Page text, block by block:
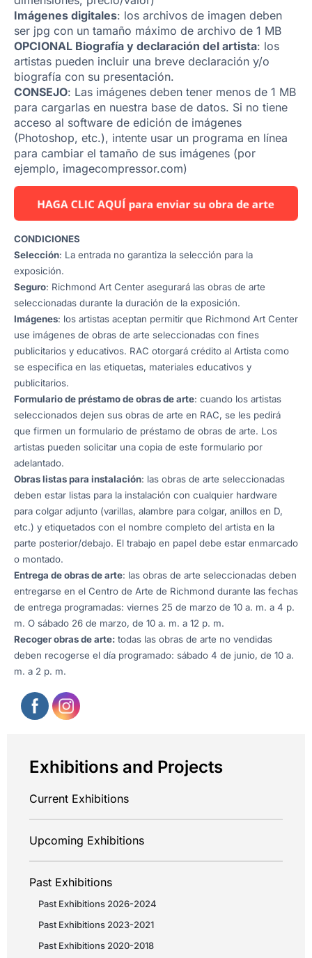
Imágenes digitales: los archivos de imagen deben
ser jpg con un tamaño máximo de archivo de 1 MB
OPCIONAL Biografía y declaración del artista: los
artistas pueden incluir una breve declaración y/o
biografía con su presentación.
CONSEJO: Las imágenes deben tener menos de 1 MB
para cargarlas en nuestra base de datos. Si no tiene
acceso al software de edición de imágenes
(Photoshop, etc.), intente usar un programa en línea
para cambiar el tamaño de sus imágenes (por
ejemplo, imagecompressor.com)
CONDICIONES
Selección: La entrada no garantiza la selección para la
exposición.
Seguro: Richmond Art Center asegurará las obras de arte
seleccionadas durante la duración de la exposición.
Imágenes: los artistas aceptan permitir que Richmond Art Center
use imágenes de obras de arte seleccionadas con fines
publicitarios y educativos. RAC otorgará crédito al Artista como
se especifica en las etiquetas, materiales educativos y
publicitarios.
Formulario de préstamo de obras de arte: cuando los artistas
seleccionados dejen sus obras de arte en RAC, se les pedirá
que firmen un formulario de préstamo de obras de arte. Los
artistas pueden solicitar una copia de este formulario por
adelantado.
Obras listas para instalación: las obras de arte seleccionadas
deben estar listas para la instalación con cualquier hardware
para colgar adjunto (varillas, alambre para colgar, anillos en D,
etc.) y etiquetados con el nombre completo del artista en la
parte posterior/debajo. El trabajo en papel debe estar enmarcado
o montado.
Entrega de obras de arte: las obras de arte seleccionadas deben
entregarse en el Centro de Arte de Richmond durante las fechas
de entrega programadas: viernes 25 de marzo de 10 a. m. a 4 p.
m. O sábado 26 de marzo, de 10 a. m. a 12 p. m.
Recoger obras de arte: todas las obras de arte no vendidas
deben recogerse el día programado: sábado 4 de junio, de 10 a.
m. a 2 p. m.
Exhibitions and Projects
Current Exhibitions
Upcoming Exhibitions
Past Exhibitions
Past Exhibitions 2026-2024
Past Exhibitions 2023-2021
Past Exhibitions 2020-2018